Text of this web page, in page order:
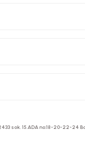
sok. 15.ADA no:18-20-22-24